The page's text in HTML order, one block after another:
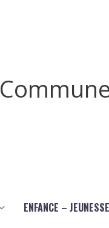
ENFANCE – JEUNESSE